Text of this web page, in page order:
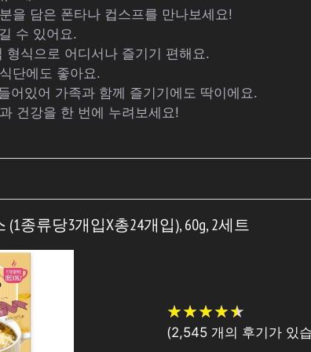
을 담은 폰타나 컵스프를 만나보세요!
수 있어요.
식으로 어디서나 즐기기 편해요.
단에도 좋아요.
어있어 가족과 함께 즐기기에도 딱이에요.
건강을 한 번에 누려보세요!
종류당3개입X총24개입), 60g, 2세트
★★★★★
★★★★★
(2,545 개의 후기가 있